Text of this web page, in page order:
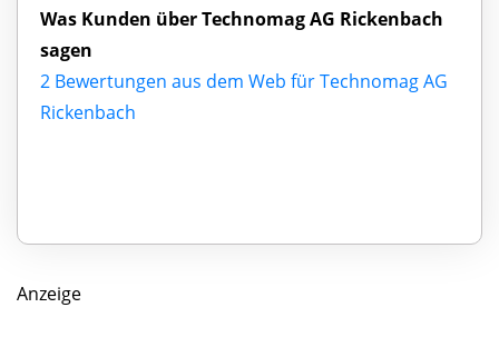
Was Kunden über Technomag AG Rickenbach
sagen
2 Bewertungen aus dem Web für Technomag AG
Rickenbach
Anzeige